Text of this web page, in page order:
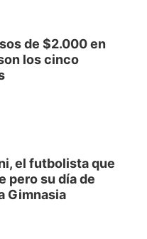
de $2.000 en
los cinco
el futbolista que
pero su día de
Gimnasia